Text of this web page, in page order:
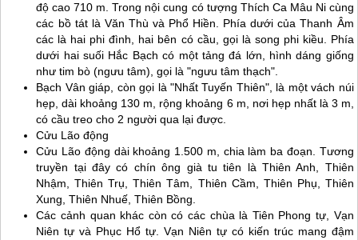
độ cao 710 m. Trong nội cung có tượng Thích Ca Mâu Ni cùng
các bồ tát là Văn Thù và Phổ Hiền. Phía dưới của Thanh Âm
các là hai phi đình, hai bên có cầu, gọi là song phi kiều. Phía
dưới hai suối Hắc Bạch có một tảng đá lớn, hình dáng giống
như tim bò (ngưu tâm), gọi là "ngưu tâm thạch".
Bạch Vân giáp, còn gọi là "Nhất Tuyến Thiên", là một vách núi
hẹp, dài khoảng 130 m, rộng khoảng 6 m, nơi hẹp nhất là 3 m,
có cầu treo cho 2 người qua lại được.
Cửu Lão động
Cửu Lão động dài khoảng 1.500 m, chia làm ba đoạn. Tương
truyền tại đây có chín ông già tu tiên là Thiên Anh, Thiên
Nhậm, Thiên Trụ, Thiên Tâm, Thiên Cầm, Thiên Phụ, Thiên
Xung, Thiên Nhuế, Thiên Bồng.
Các cảnh quan khác còn có các chùa là Tiên Phong tự, Vạn
Niên tự và Phục Hổ tự. Vạn Niên tự có kiến trúc mang đậm